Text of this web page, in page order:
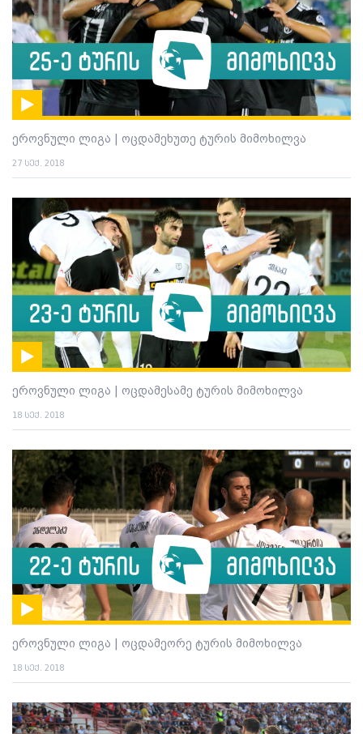
ეროვნული ლიგა | ოცდამეხუთე ტურის მიმოხილვა
27 სექ. 2018
ეროვნული ლიგა | ოცდამესამე ტურის მიმოხილვა
18 სექ. 2018
ეროვნული ლიგა | ოცდამეორე ტურის მიმოხილვა
18 სექ. 2018